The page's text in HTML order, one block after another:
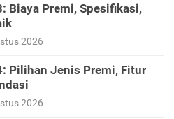
Biaya Premi, Spesifikasi,
2026
Pilihan Jenis Premi, Fitur
2026